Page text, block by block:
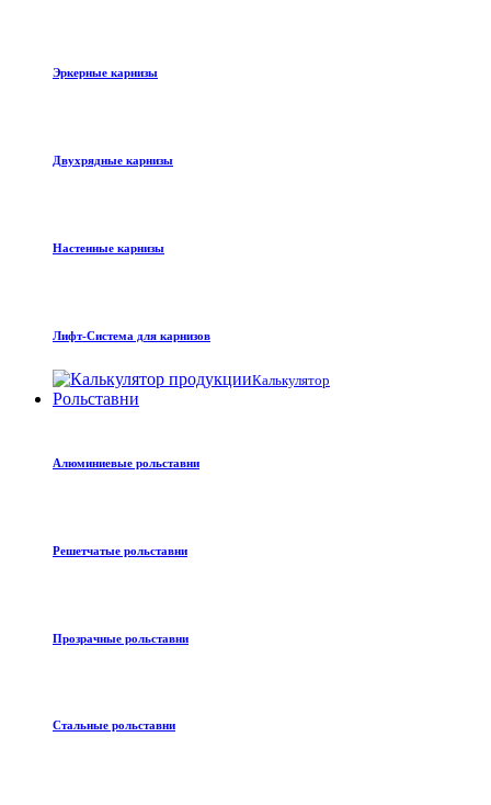
Эркерные карнизы
Двухрядные карнизы
Настенные карнизы
Лифт-Система для карнизов
Калькулятор
Рольставни
Алюминиевые рольставни
Решетчатые рольставни
Прозрачные рольставни
Стальные рольставни